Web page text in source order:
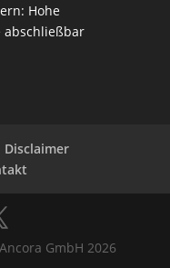
Hohe
abschließbar
Disclaimer
GmbH 2026